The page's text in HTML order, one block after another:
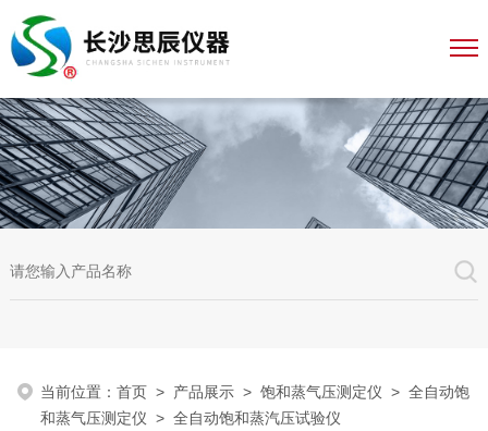
当前位置：首页 > 产品展示 >饱和蒸气压测定仪 >全自动饱
和蒸气压测定仪 > 全自动饱和蒸汽压试验仪